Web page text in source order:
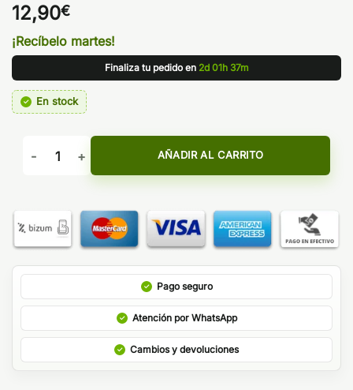
12,90€
¡Recíbelo martes!
Finaliza tu pedido en 2d 01h 37m
En stock
IVG Sour Green Apple Longfill 12ml cantidad
AÑADIR AL CARRITO
Pago seguro
Atención por WhatsApp
Cambios y devoluciones